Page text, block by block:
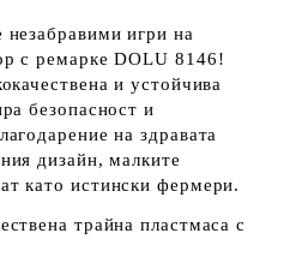
игри на
с ремарке DOLU 8146!
и устойчива
безопасност и
на здравата
дизайн, малките
като истински фермери.
трайна пластмаса с